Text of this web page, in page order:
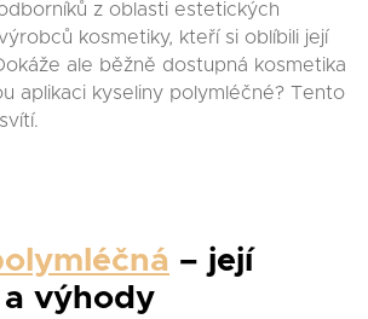
z oblasti estetických
kosmetiky, kteří si oblíbili její
ale běžně dostupná kosmetika
aplikaci kyseliny polymléčné? Tento
– její
výhody